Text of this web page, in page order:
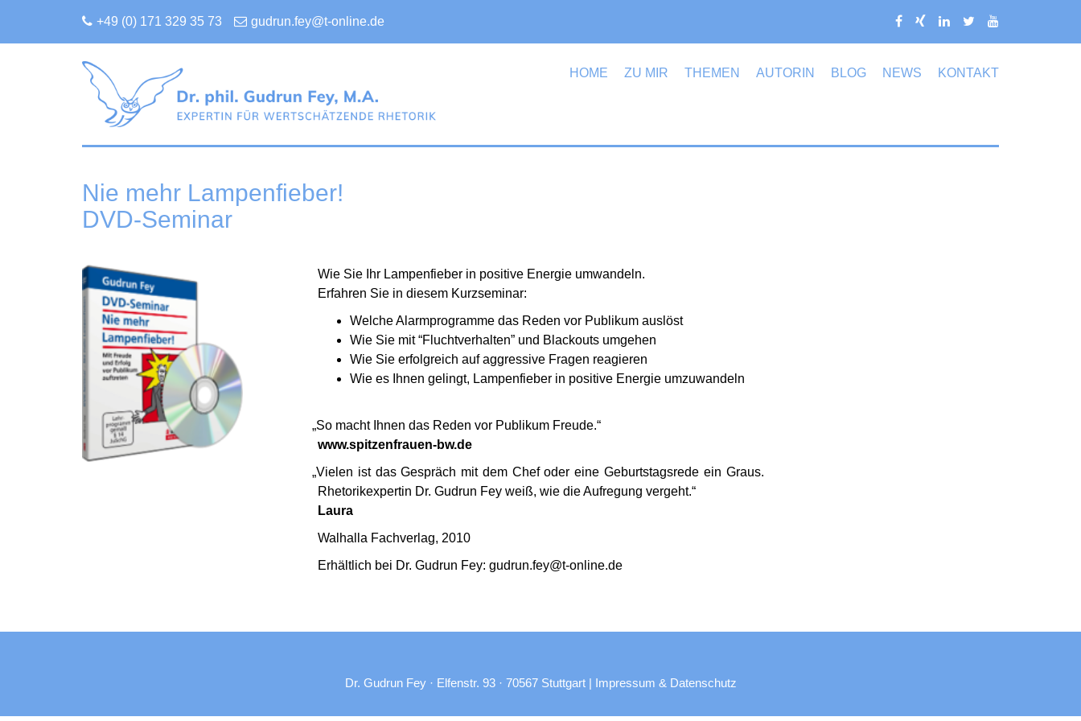
+49 (0) 171 329 35 73 gudrun.fey@t-online.de
HOME ZU MIR THEMEN AUTORIN BLOG NEWS KONTAKT
Nie mehr Lampenfieber!
DVD-Seminar
Wie Sie Ihr Lampen­fieber in positive Energie umwandeln.
Erfahren Sie in diesem Kurzseminar:
Welche Alarm­pro­gramme das Reden vor Publikum auslöst
Wie Sie mit “Flucht­ver­halten” und Blackouts umgehen
Wie Sie erfolg­reich auf aggressive Fragen reagieren
Wie es Ihnen gelingt, Lampen­fieber in positive Energie umzuwandeln
„So macht Ihnen das Reden vor Publikum Freude.“
www.spitzenfrauen-bw.de
„Vielen ist das Gespräch mit dem Chef oder eine Geburts­tagsrede ein Graus.
Rheto­rik­ex­pertin Dr. Gudrun Fey weiß, wie die Aufregung vergeht.“
Laura
Walhalla Fach­verlag, 2010
Erhältlich bei Dr. Gudrun Fey: gudrun.fey@t‑online.de
Dr. Gudrun Fey · Elfenstr. 93 · 70567 Stuttgart | Impressum & Datenschutz